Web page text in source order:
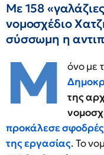
Με 158
νομοσχέδιο
σύσσωμη η
Μ όνο με
της
προκάλεσε
της εργασίας. Το